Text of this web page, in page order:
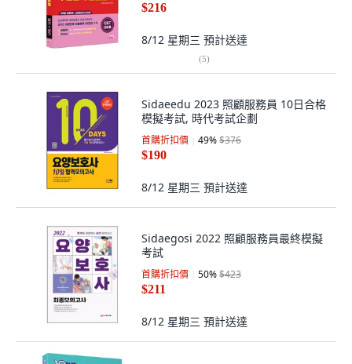
$216
8/12 星期三 預計送達
(5)
Sidaeedu 2023 照顧服務員 10日合格
模擬考試, 時代考試企劃
首購折扣價 49%$376
$190
8/12 星期三 預計送達
Sidaegosi 2022 照顧服務員最終模擬
考試
首購折扣價 50%$423
$211
8/12 星期三 預計送達